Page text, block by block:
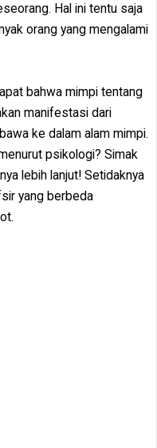
Hal ini tentu saja
orang yang mengalami
bahwa mimpi tentang
manifestasi dari
ke dalam alam mimpi.
psikologi? Simak
lebih lanjut! Setidaknya
yang berbeda